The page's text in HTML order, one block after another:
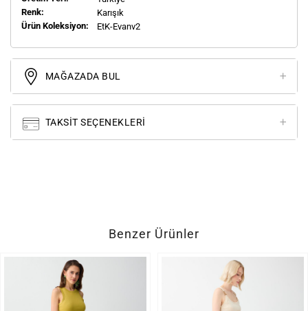
Renk:
Karışık
Ürün Koleksiyon:
EtK-Evanv2
MAĞAZADA BUL
TAKSIT SEÇENEKLERI
Benzer Ürünler